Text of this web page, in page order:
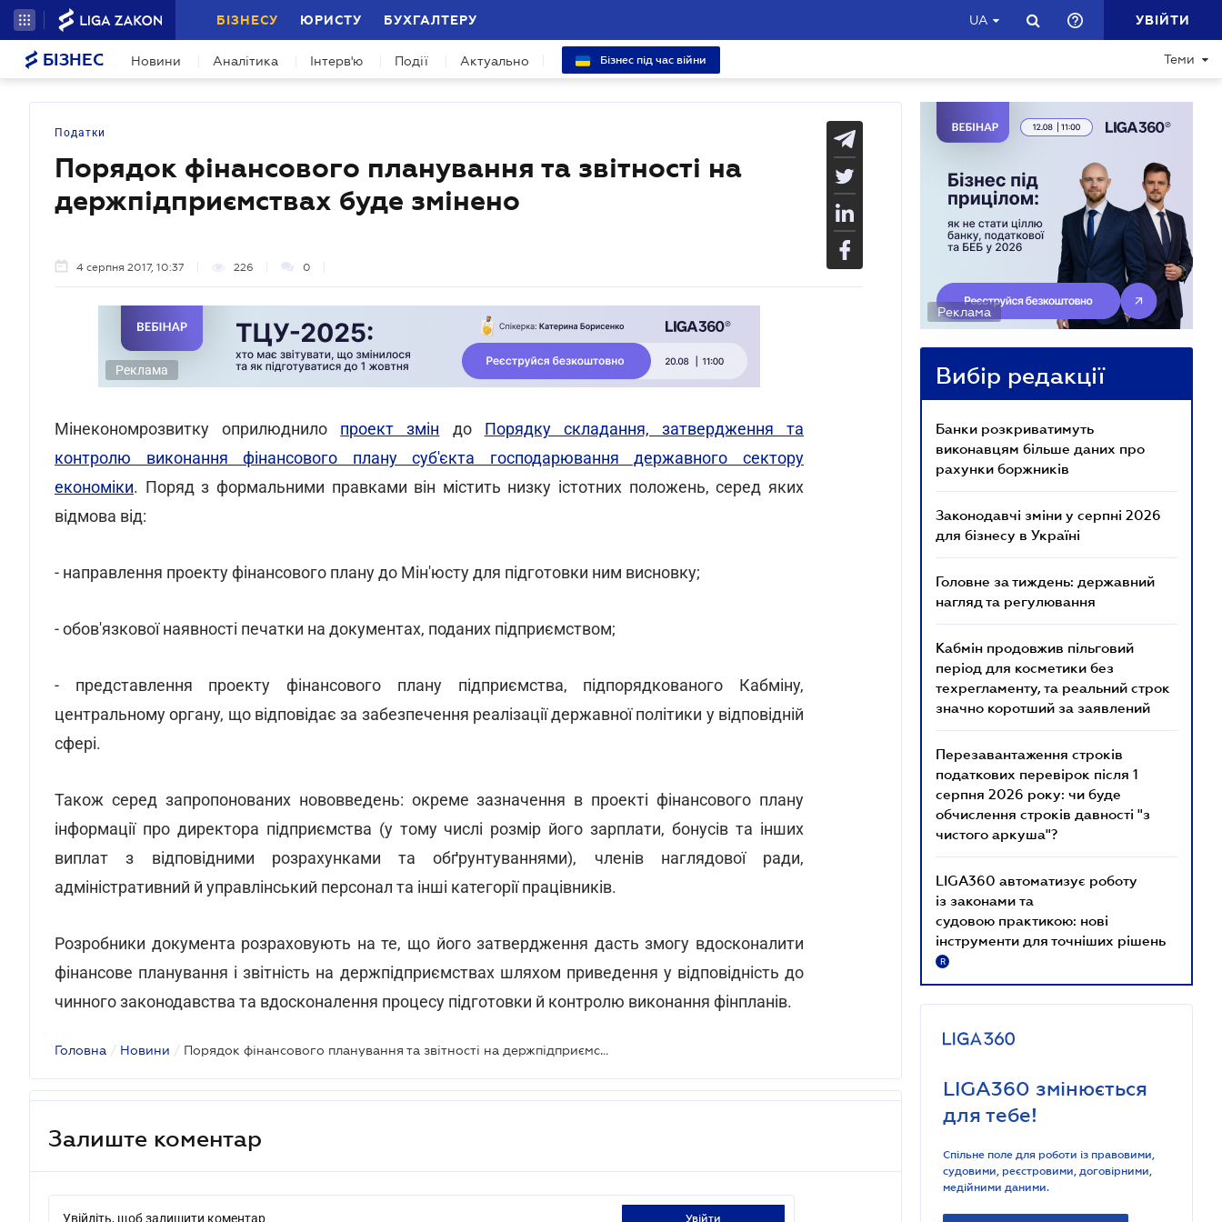
БІЗНЕСУ ЮРИСТУ БУХГАЛТЕРУ UA УВІЙТИ
БІЗНЕС Новини Аналітика Інтерв'ю Події Актуально Бізнес під час війни Теми
Податки
Порядок фінансового планування та звітності на
держпідприємствах буде змінено
4 серпня 2017, 10:37 226 0
Реклама
Мінекономрозвитку оприлюднило проект змін до Порядку складання, затвердження та
контролю виконання фінансового плану суб'єкта господарювання державного сектору
економіки. Поряд з формальними правками він містить низку істотних положень, серед яких
відмова від:
- направлення проекту фінансового плану до Мін'юсту для підготовки ним висновку;
- обов'язкової наявності печатки на документах, поданих підприємством;
- представлення проекту фінансового плану підприємства, підпорядкованого Кабміну,
центральному органу, що відповідає за забезпечення реалізації державної політики у відповідній
сфері.
Також серед запропонованих нововведень: окреме зазначення в проекті фінансового плану
інформації про директора підприємства (у тому числі розмір його зарплати, бонусів та інших
виплат з відповідними розрахунками та обґрунтуваннями), членів наглядової ради,
адміністративний й управлінський персонал та інші категорії працівників.
Розробники документа розраховують на те, що його затвердження дасть змогу вдосконалити
фінансове планування і звітність на держпідприємствах шляхом приведення у відповідність до
чинного законодавства та вдосконалення процесу підготовки й контролю виконання фінпланів.
Головна / Новини / Порядок фінансового планування та звітності на держпідприємствах буде змінено
Залиште коментар
Увійдіть, щоб залишити коментар увійти
Реклама
Вибір редакції
Банки розкриватимуть
виконавцям більше даних про
рахунки боржників
Законодавчі зміни у серпні 2026
для бізнесу в Україні
Головне за тиждень: державний
нагляд та регулювання
Кабмін продовжив пільговий
період для косметики без
техрегламенту, та реальний строк
значно коротший за заявлений
Перезавантаження строків
податкових перевірок після 1
серпня 2026 року: чи буде
обчислення строків давності "з
чистого аркуша"?
LIGA360 автоматизує роботу
із законами та
судовою практикою: нові
інструменти для точніших рішень
R
LIGA360 змінюється
для тебе!
Спільне поле для роботи із правовими,
судовими, реєстровими, договірними,
медійними даними.